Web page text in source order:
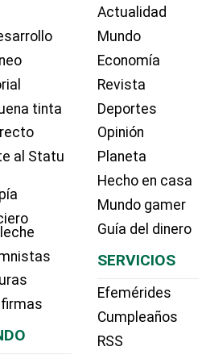
tinta
al Statu
Actualidad
Mundo
Economía
Revista
Deportes
Opinión
Planeta
Hecho en casa
Mundo gamer
Guía del dinero
SERVICIOS
Efemérides
Cumpleaños
RSS